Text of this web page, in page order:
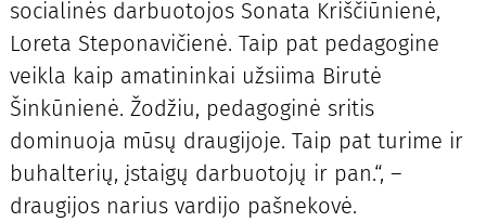
socialinės darbuotojos Sonata Kriščiūnienė,
Loreta Steponavičienė. Taip pat pedagogine
veikla kaip amatininkai užsiima Birutė
Šinkūnienė. Žodžiu, pedagoginė sritis
dominuoja mūsų draugijoje. Taip pat turime ir
buhalterių, įstaigų darbuotojų ir pan.“, –
draugijos narius vardijo pašnekovė.